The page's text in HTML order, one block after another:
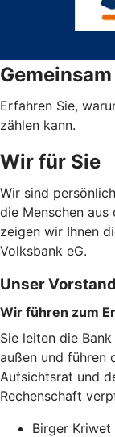
Erfahren Sie,
zählen kann.
Wir für Sie
Wir sind
die Menschen
zeigen wir Ihnen
Volksbank eG.
Unser Vorstand
Wir führen zum
Sie leiten die
außen und führen
Aufsichtsrat und
Rechenschaft
Birger